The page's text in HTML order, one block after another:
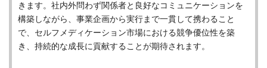
きます。社内外問わず関係者と良好なコミュニケーションを
構築しながら、事業企画から実行まで一貫して携わること
で、セルフメディケーション市場における競争優位性を築
き、持続的な成長に貢献することが期待されます。